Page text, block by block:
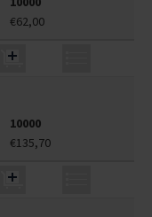
€62,00
10000
€135,70